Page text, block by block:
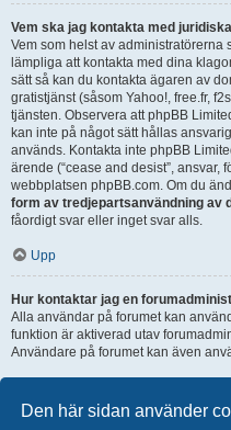
Den här sidan använder
Vem ska jag kontakta med
Vem som helst av administratörerna
lämpliga att kontakta med dina
sätt så kan du kontakta ägaren av
gratistjänst (såsom Yahoo!, free.fr,
tjänsten. Observera att phpBB
kan inte på något sätt hållas
används. Kontakta inte phpBB
ärende (“cease and desist”, ansvar,
webbplatsen phpBB.com. Om du
form av tredjepartsanvändning av
fåordigt svar eller inget svar alls.
Upp
Hur kontaktar jag en
Alla användar på forumet kan
funktion är aktiverad utav
Användare på forumet kan även